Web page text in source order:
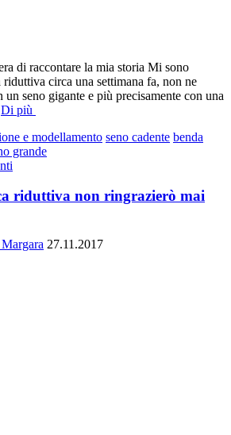
di raccontare la mia storia Mi sono
riduttiva circa una settimana fa, non ne
seno gigante e più precisamente con una
Di più
e modellamento seno cadente benda
grande
riduttiva non ringrazierò mai
27.11.2017